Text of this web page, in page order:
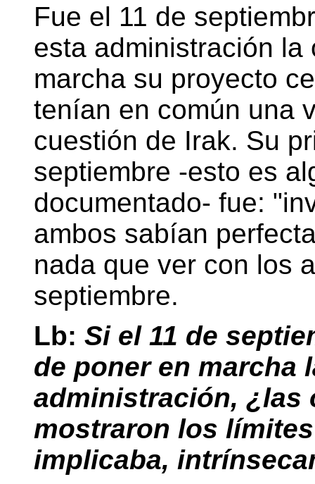
Fue el 11 de
esta administración
marcha su proyecto
tenían en común una
cuestión de Irak. Su
septiembre -esto es
documentado- fue:
ambos sabían
nada que ver con los
septiembre.
Lb: Si el 11 de
de poner en marcha
administración, ¿las
mostraron los
implicaba,